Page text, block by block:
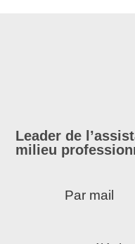
Leader de
milieu
Par mail